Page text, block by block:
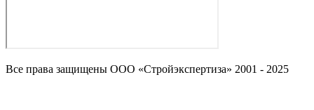
Все права защищены ООО «Стройэкспертиза» 2001 - 2025